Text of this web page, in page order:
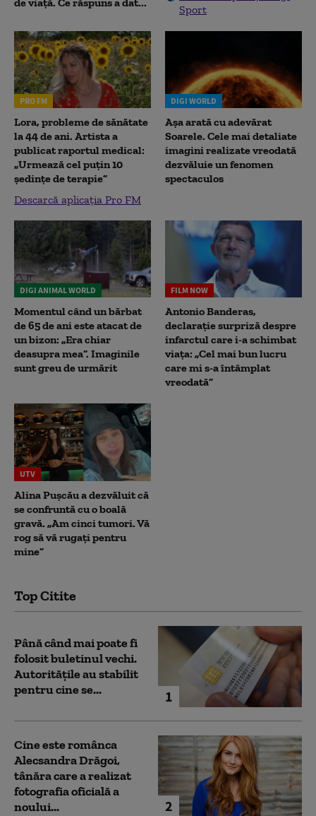
Sport
PRO FM
Lora, probleme de sănătate
la 44 de ani. Artista a
publicat raportul medical:
„Urmează cel puțin 10
ședințe de terapie”
Descarcă aplicația Pro FM
DIGI WORLD
Așa arată cu adevărat
Soarele. Cele mai detaliate
imagini realizate vreodată
dezvăluie un fenomen
spectaculos
DIGI ANIMAL WORLD
Momentul când un bărbat
de 65 de ani este atacat de
un bizon: „Era chiar
deasupra mea”. Imaginile
sunt greu de urmărit
FILM NOW
Antonio Banderas,
declarație surpriză despre
infarctul care i-a schimbat
viața: „Cel mai bun lucru
care mi s-a întâmplat
vreodată”
UTV
Alina Pușcău a dezvăluit că
se confruntă cu o boală
gravă. „Am cinci tumori. Vă
rog să vă rugați pentru
mine”
Top Citite
1
Până când mai poate fi
folosit buletinul vechi.
Autoritățile au stabilit
pentru cine se...
2
Cine este românca
Alecsandra Drăgoi,
tânăra care a realizat
fotografia oficială a
noului...